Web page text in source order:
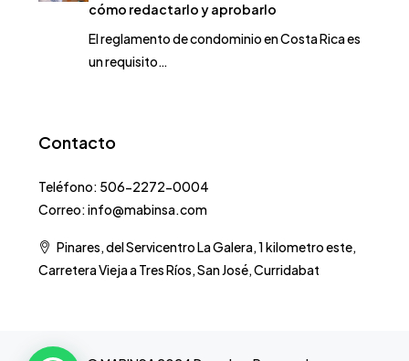
cómo redactarlo y aprobarlo
El reglamento de condominio en Costa Rica es
un requisito…
Contacto
Teléfono: 506-2272-0004
Correo: info@mabinsa.com
Pinares, del Servicentro La Galera, 1 kilometro este,
Carretera Vieja a Tres Ríos, San José, Curridabat